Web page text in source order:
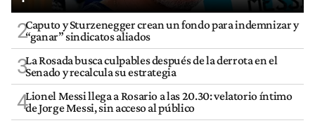
2Caputo y Sturzenegger crean un fondo para indemnizar y
“ganar” sindicatos aliados
3La Rosada busca culpables después de la derrota en el
Senado y recalcula su estrategia
4Lionel Messi llega a Rosario a las 20.30: velatorio íntimo
de Jorge Messi, sin acceso al público